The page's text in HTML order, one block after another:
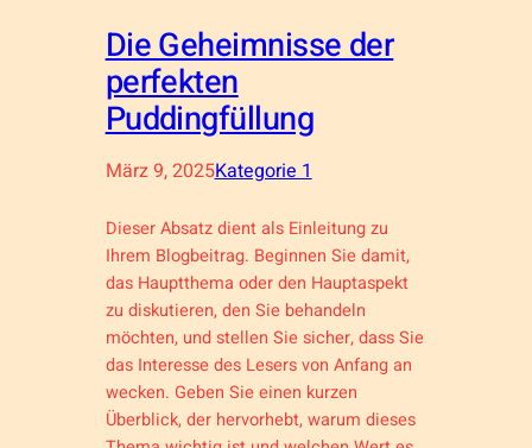
Die Geheimnisse der
perfekten
Puddingfüllung
März 9, 2025Kategorie 1
Dieser Absatz dient als Einleitung zu
Ihrem Blogbeitrag. Beginnen Sie damit,
das Hauptthema oder den Hauptaspekt
zu diskutieren, den Sie behandeln
möchten, und stellen Sie sicher, dass Sie
das Interesse des Lesers von Anfang an
wecken. Geben Sie einen kurzen
Überblick, der hervorhebt, warum dieses